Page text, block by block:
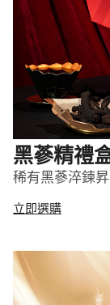
黑蔘精禮
稀有黑蔘淬鍊
立即選購